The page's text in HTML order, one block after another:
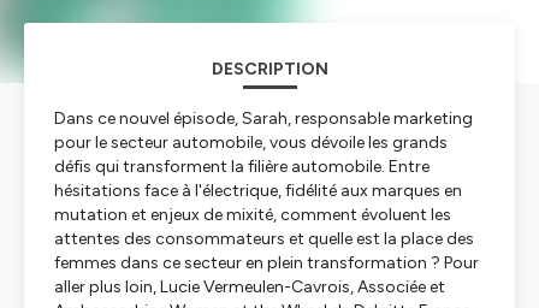
DESCRIPTION
Dans ce nouvel épisode, Sarah, responsable marketing
pour le secteur automobile, vous dévoile les grands
défis qui transforment la filière automobile. Entre
hésitations face à l'électrique, fidélité aux marques en
mutation et enjeux de mixité, comment évoluent les
attentes des consommateurs et quelle est la place des
femmes dans ce secteur en plein transformation ? Pour
aller plus loin, Lucie Vermeulen-Cavrois, Associée et